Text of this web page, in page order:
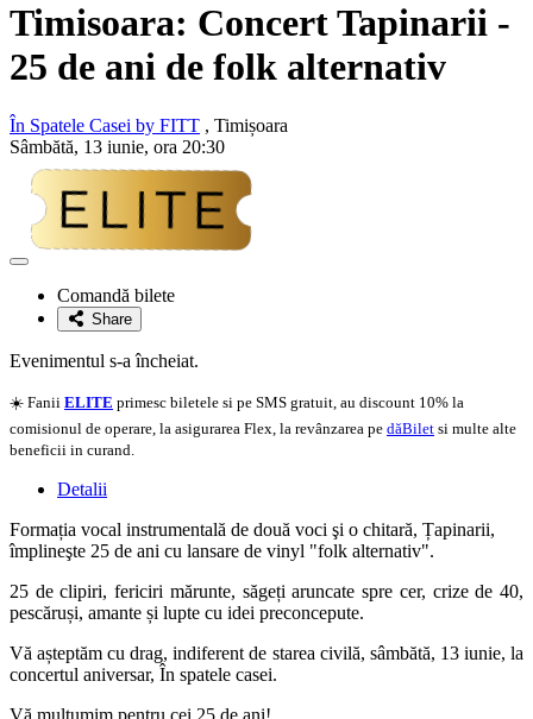
Timisoara: ConcertTapinarii -
25 de ani de folk alternativ
În Spatele Casei by FITT , Timișoara
Sâmbătă, 13 iunie, ora 20:30
Adaugă
favoriteComandă bilete
Share
Evenimentul s-a încheiat.
☀️ Fanii ELITE primesc biletele si pe SMS gratuit, au discount 10% la
comisionul de operare, la asigurarea Flex, la revânzarea pe dăBilet si multe alte
beneficii in curand.
Detalii
Formația vocal instrumentală de două voci şi o chitară, Țapinarii,
împlineşte 25 de ani cu lansare de vinyl "folk alternativ".
25 de clipiri, fericiri mărunte, săgeți aruncate spre cer, crize de 40,
pescăruși, amante și lupte cu idei preconcepute.
Vă așteptăm cu drag, indiferent de starea civilă, sâmbătă, 13 iunie, la
concertul aniversar, În spatele casei.
Vă mulțumim pentru cei 25 de ani!